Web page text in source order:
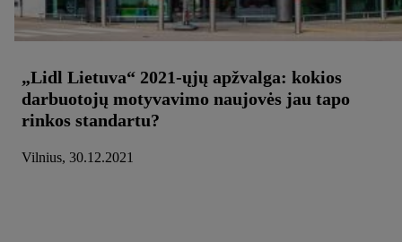
„Lidl Lietuva“ 2021-ųjų apžvalga: kokios
darbuotojų motyvavimo naujovės jau tapo
rinkos standartu?
Vilnius, 30.12.2021